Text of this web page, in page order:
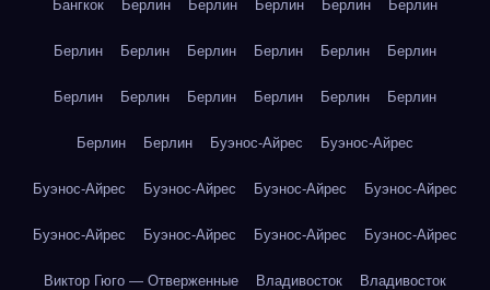
Бангкок Берлин Берлин Берлин Берлин Берлин
Берлин Берлин Берлин Берлин Берлин Берлин
Берлин Берлин Берлин Берлин Берлин Берлин
Берлин Берлин Буэнос-Айрес Буэнос-Айрес
Буэнос-Айрес Буэнос-Айрес Буэнос-Айрес Буэнос-Айрес
Буэнос-Айрес Буэнос-Айрес Буэнос-Айрес Буэнос-Айрес
Виктор Гюго — Отверженные Владивосток Владивосток